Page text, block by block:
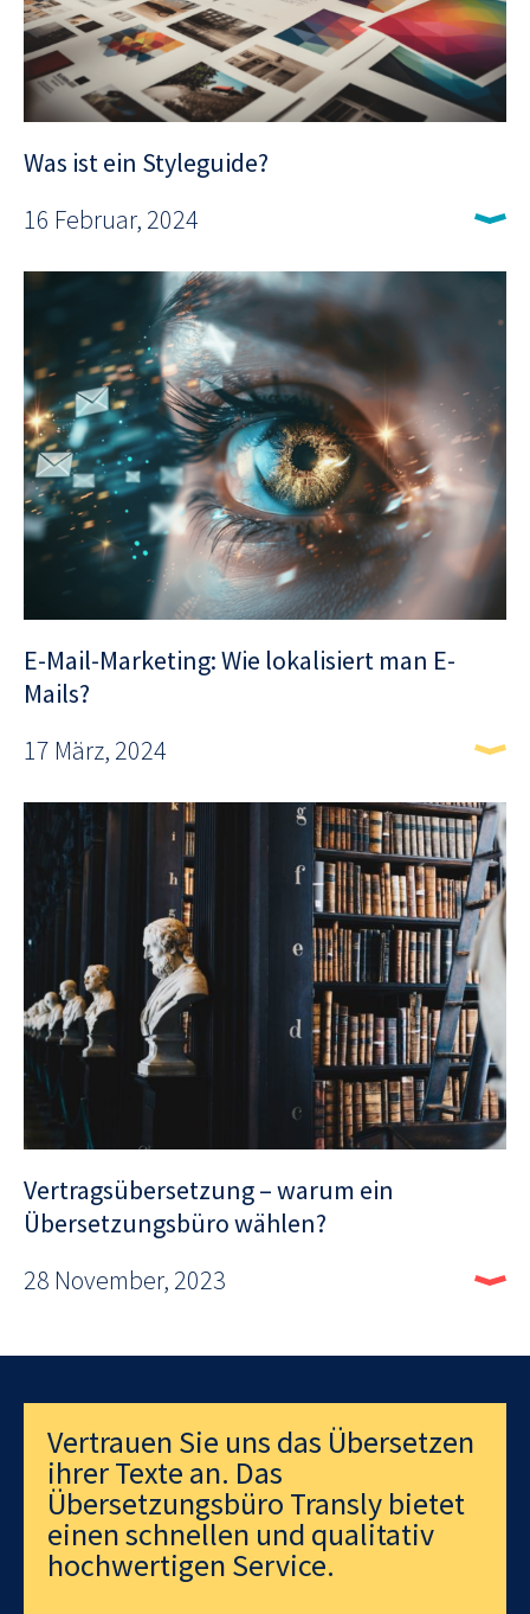
Was ist ein Styleguide?
16 Februar, 2024
E-Mail-Marketing: Wie lokalisiert man E-
Mails?
17 März, 2024
Vertragsübersetzung – warum ein
Übersetzungsbüro wählen?
28 November, 2023
Vertrauen Sie uns das Übersetzen
ihrer Texte an. Das
Übersetzungsbüro Transly bietet
einen schnellen und qualitativ
hochwertigen Service.